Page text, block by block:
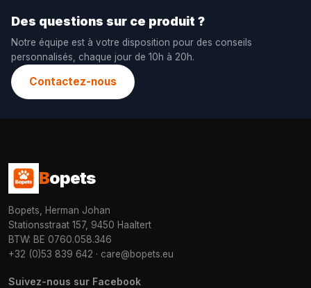
Des questions sur ce produit ?
Notre équipe est à votre disposition pour des conseils
personnalisés, chaque jour de 10h à 20h.
Contactez-nous
Bopets
Bopets, Herman Johan
Stationsstraat 157, 9450 Haaltert
BTW: BE 0760.058.346
+32 (0)53 839 642 · care@bopets.eu
Suivez-nous sur Facebook